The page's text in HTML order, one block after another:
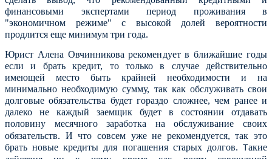
финансовыми экспертами период проживания в
"экономичном режиме" с высокой долей вероятности
продлится еще минимум три года.
Юрист Алена Овчинникова рекомендует в ближайшие годы
если и брать кредит, то только в случае действительно
имеющей место быть крайней необходимости и на
минимально необходимую сумму, так как обслуживать свои
долговые обязательства будет гораздо сложнее, чем ранее и
далеко не каждый заемщик будет в состоянии отдавать
половину месячного
заработка на обслуживание своих
обязательств. И что совсем уже не рекомендуется, так это
брать новые кредиты для погашения старых долгов. Такие